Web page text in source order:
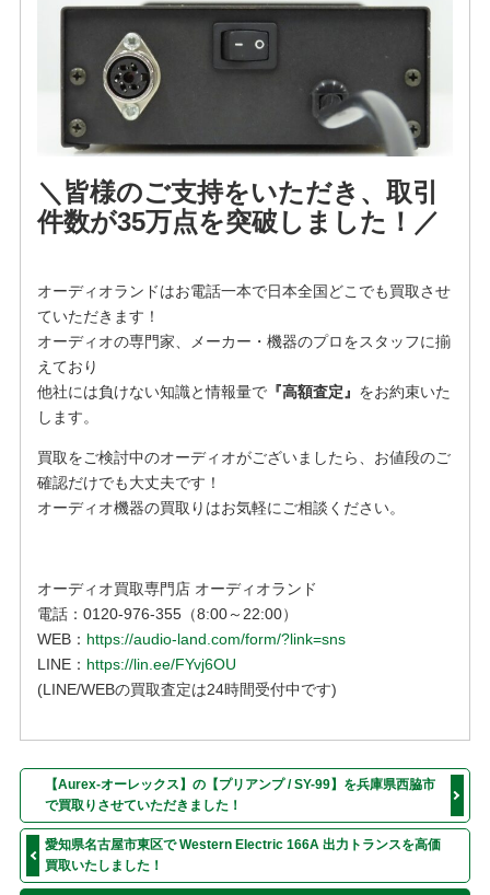
＼皆様のご支持をいただき、取引
件数が35万点を突破しました！／
オーディオランドはお電話一本で日本全国どこでも買取させ
ていただきます！
オーディオの専門家、メーカー・機器のプロをスタッフに揃
えており
他社には負けない知識と情報量で『高額査定』 をお約束いた
します。
買取をご検討中のオーディオがございましたら、お値段のご
確認だけでも大丈夫です！
オーディオ機器の買取りはお気軽にご相談ください。
オーディオ買取専門店 オーディオランド
電話：0120-976-355（8:00～22:00）
WEB： https://audio-land.com/form/?link=sns
LINE： https://lin.ee/FYvj6OU
(LINE/WEBの買取査定は24時間受付中です)
【Aurex-オーレックス】の【プリアンプ / SY-99】を兵庫県西脇市
で買取りさせていただきました！
愛知県名古屋市東区で Western Electric 166A 出力トランスを高価
買取いたしました！